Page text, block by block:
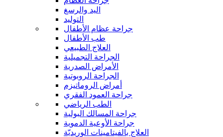
اليد والرسغ
التوليد
جراحة عظام الأطفال
طب الأطفال
العلاج الطبيعي
الجراحة التجميلية
الأمراض الصدرية
الجراحة الروبوتية
أمراض الروماتيزم
جراحة العمود الفقري
الطب الرياضي
جراحة المسالك البولية
جراحة الأوعية الدموية
العلاج بالفيتامينات الوريديّة